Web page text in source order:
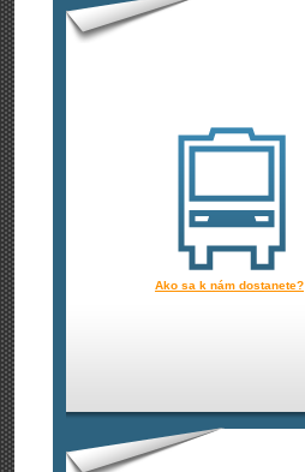
Ako sa k nám dostanete?